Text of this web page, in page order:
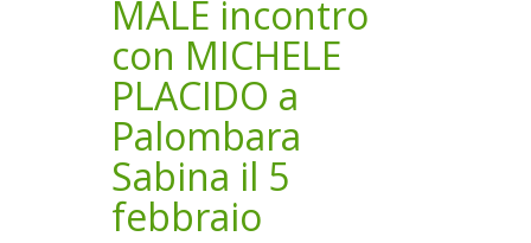
MALE incontro
con MICHELE
PLACIDO a
Palombara
Sabina il 5
febbraio